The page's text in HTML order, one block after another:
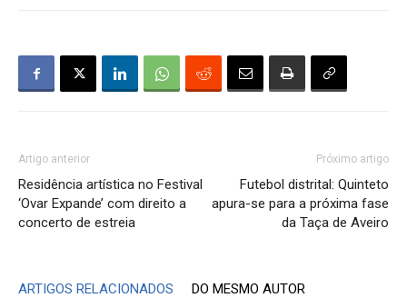
Artigo anterior
Residência artística no Festival
‘Ovar Expande’ com direito a
concerto de estreia
Próximo artigo
Futebol distrital: Quinteto
apura-se para a próxima fase
da Taça de Aveiro
ARTIGOS RELACIONADOS DO MESMO AUTOR